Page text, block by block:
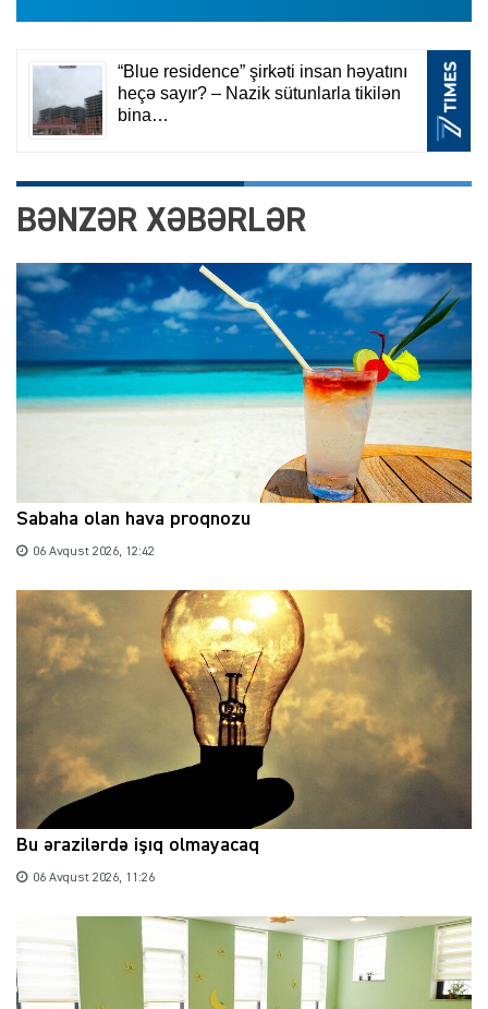
BƏNZƏR XƏBƏRLƏR
Sabaha olan hava proqnozu
06 Avqust 2026, 12:42
Bu ərazilərdə işıq olmayacaq
06 Avqust 2026, 11:26